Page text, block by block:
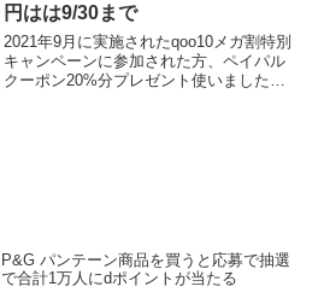
円はは9/30まで
2021年9月に実施されたqoo10メガ割特別
キャンペーンに参加された方、ペイパル
クーポン20%分プレゼント使いました
P&G パンテーン商品を買うと応募で抽選
で合計1万人にdポイントが当たる